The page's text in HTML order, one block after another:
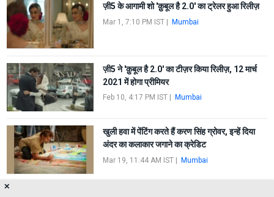
ज़ी5 के आगामी शो 'क़ुबूल है 2.0' का ट्रेलर हुआ रिलीज़
Mar 1, 7:10 PM IST| Mumbai
ज़ी5 ने 'क़ुबूल है 2.0' का टीज़र किया रिलीज़, 12 मार्च
2021 में होगा प्रीमियर
Feb 10, 4:17 PM IST| Mumbai
खुली हवा में पेंटिंग करते हैं करण सिंह ग्रोवर, इन्हें दिया
अंदर का कलाकार जगाने का क्रेडिट
Mar 19, 11:44 AM IST| Mumbai
✕